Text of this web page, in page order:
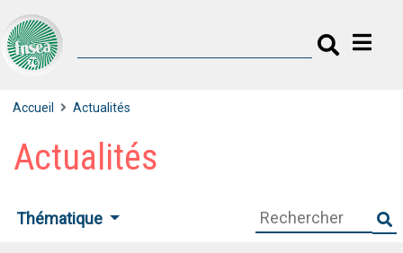
Accueil Actualités
Actualités
Thématique